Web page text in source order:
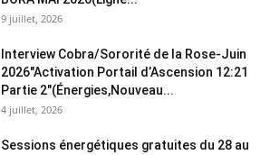
9 juillet, 2026
Interview Cobra/Sororité de la Rose-Juin
2026″Activation Portail d’Ascension 12:21
Partie 2″(Énergies,Nouveau...
4 juillet, 2026
Sessions énergétiques gratuites du 28 au